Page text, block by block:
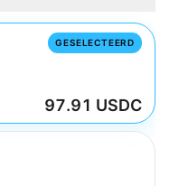
GESELECTEERD
97.91 USDC